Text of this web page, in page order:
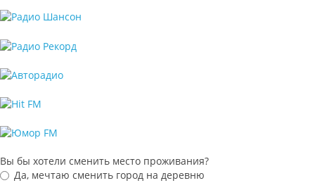
Вы бы хотели сменить место проживания?
Да, мечтаю сменить город на деревню